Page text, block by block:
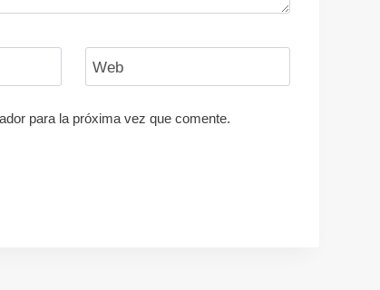
Web
para la próxima vez que comente.